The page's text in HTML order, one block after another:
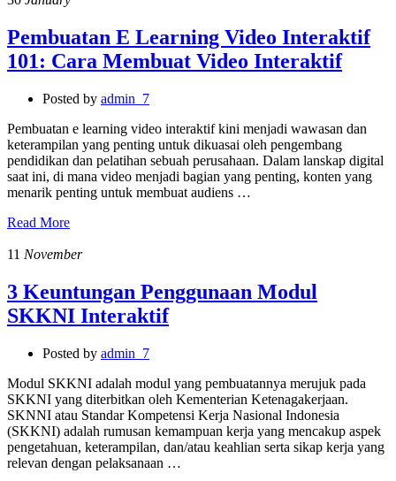
Pembuatan E Learning Video Interaktif
101: Cara Membuat Video Interaktif
Posted by admin_7
Pembuatan e learning video interaktif kini menjadi wawasan dan
keterampilan yang penting untuk dikuasai oleh pengembang
pendidikan dan pelatihan sebuah perusahaan. Dalam lanskap digital
saat ini, di mana video menjadi bagian yang penting, konten yang
menarik penting untuk membuat audiens …
Read More
11 November
3 Keuntungan Penggunaan Modul
SKKNI Interaktif
Posted by admin_7
Modul SKKNI adalah modul yang pembuatannya merujuk pada
SKKNI yang diterbitkan oleh Kementerian Ketenagakerjaan.
SKNNI atau Standar Kompetensi Kerja Nasional Indonesia
(SKKNI) adalah rumusan kemampuan kerja yang mencakup aspek
pengetahuan, keterampilan, dan/atau keahlian serta sikap kerja yang
relevan dengan pelaksanaan …